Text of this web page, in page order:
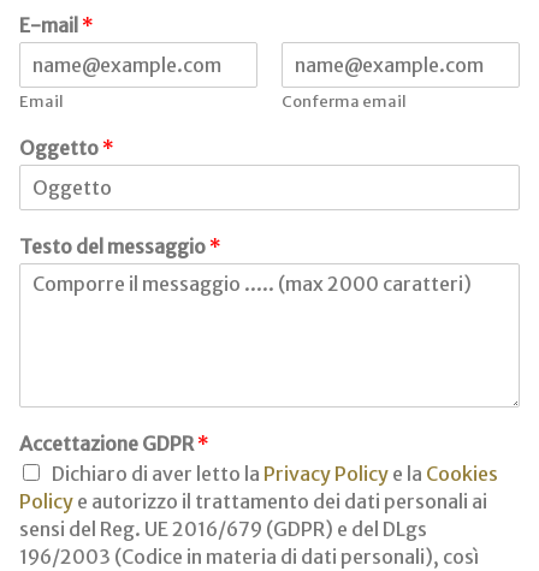
N
o
m
i
n
a
t
v
*
E-mail *
Email Conferma email
Oggetto *
Testo del messaggio *
Accettazione GDPR*
Dichiaro di aver letto la Privacy Policy e la Cookies
Policy e autorizzo il trattamento dei dati personali ai
sensi del Reg. UE 2016/679 (GDPR) e del DLgs
196/2003 (Codice in materia di dati personali), così